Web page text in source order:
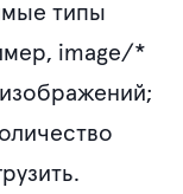
типы
image/*